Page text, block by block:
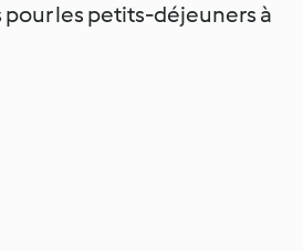
les petits-déjeuners à